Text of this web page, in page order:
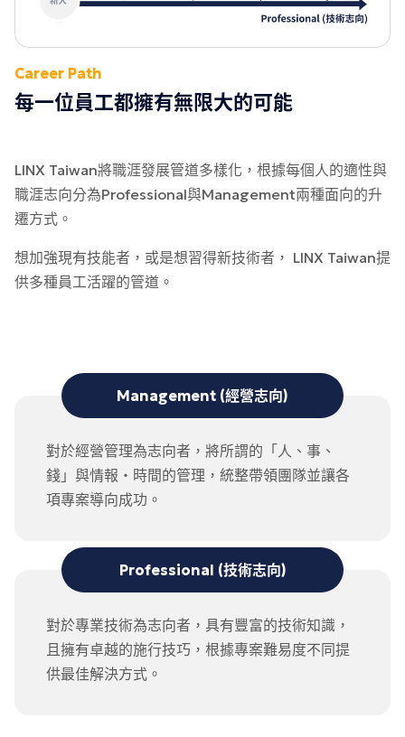
Career Path
每一位員工都擁有無限大的可能
LINX Taiwan將職涯發展管道多樣化，根據每個人的適性與
職涯志向分為Professional與Management兩種面向的升
遷方式。
想加強現有技能者，或是想習得新技術者， LINX Taiwan提
供多種員工活躍的管道。
Management (經營志向)
對於經營管理為志向者，將所謂的「人、事、
錢」與情報・時間的管理，統整帶領團隊並讓各
項專案導向成功。
Professional (技術志向)
對於專業技術為志向者，具有豐富的技術知識，
且擁有卓越的施行技巧，根據專案難易度不同提
供最佳解決方式。